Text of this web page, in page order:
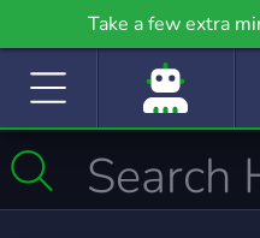
Take a few extra
community even